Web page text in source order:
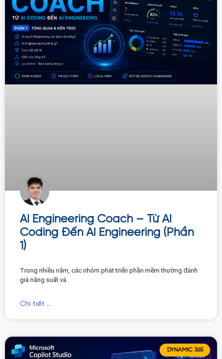
AI Engineering Coach – Từ AI
Coding Đến AI Engineering (Phần
1)
Trong nhiều năm, các nhóm phát triển phần mềm thường đánh
giá năng suất và
Chi tiết ...
DYNAMIC 365